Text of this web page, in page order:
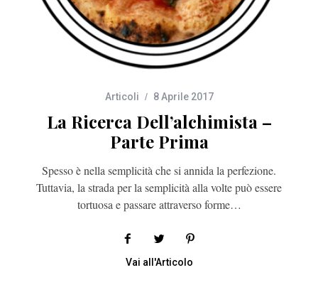
Articoli 8 Aprile 2017
La Ricerca Dell’alchimista –
Parte Prima
Spesso è nella semplicità che si annida la perfezione.
Tuttavia, la strada per la semplicità alla volte può essere
tortuosa e passare attraverso forme…
Vai all'Articolo